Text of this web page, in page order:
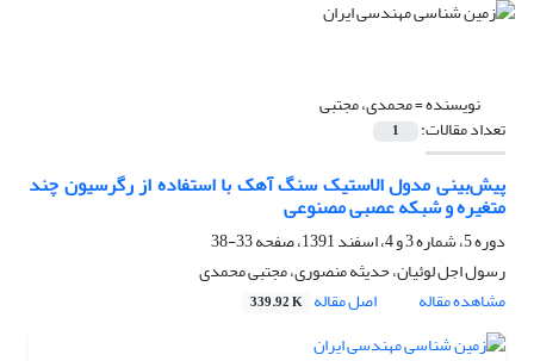
نویسنده =محمدی، مجتبی
تعداد مقالات: 1
پیش‌بینی مدول الاستیک سنگ آهک با استفاده از رگرسیون چند
متغیره و شبکه عصبی مصنوعی
دوره 5، شماره 3 و 4، اسفند 1391، صفحه
33-38
رسول اجل لوئیان، حدیثه منصوری، مجتبی محمدی
مشاهده مقاله
اصل مقاله 339.92 K